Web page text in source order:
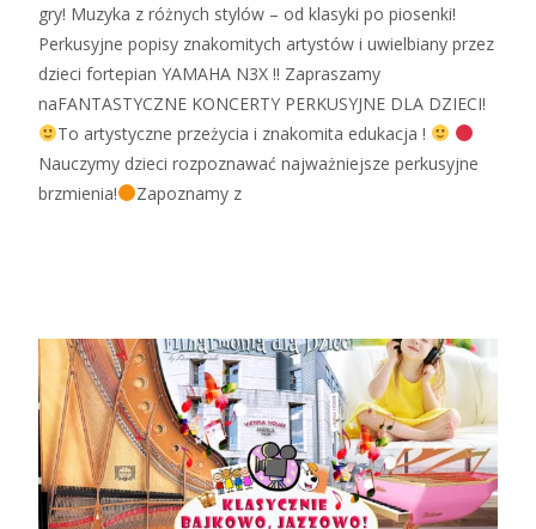
gry! Muzyka z różnych stylów – od klasyki po piosenki!
Perkusyjne popisy znakomitych artystów i uwielbiany przez
dzieci fortepian YAMAHA N3X !! Zapraszamy
naFANTASTYCZNE KONCERTY PERKUSYJNE DLA DZIECI!
To artystyczne przeżycia i znakomita edukacja !
Nauczymy dzieci rozpoznawać najważniejsze perkusyjne
brzmienia!
Zapoznamy z